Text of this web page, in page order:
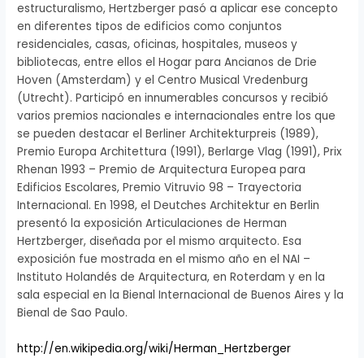
estructuralismo, Hertzberger pasó a aplicar ese concepto
en diferentes tipos de edificios como conjuntos
residenciales, casas, oficinas, hospitales, museos y
bibliotecas, entre ellos el Hogar para Ancianos de Drie
Hoven (Amsterdam) y el Centro Musical Vredenburg
(Utrecht). Participó en innumerables concursos y recibió
varios premios nacionales e internacionales entre los que
se pueden destacar el Berliner Architekturpreis (1989),
Premio Europa Architettura (1991), Berlarge Vlag (1991), Prix
Rhenan 1993 – Premio de Arquitectura Europea para
Edificios Escolares, Premio Vitruvio 98 – Trayectoria
Internacional. En 1998, el Deutches Architektur en Berlin
presentó la exposición Articulaciones de Herman
Hertzberger, diseñada por el mismo arquitecto. Esa
exposición fue mostrada en el mismo año en el NAI –
Instituto Holandés de Arquitectura, en Roterdam y en la
sala especial en la Bienal Internacional de Buenos Aires y la
Bienal de Sao Paulo.
http://en.wikipedia.org/wiki/Herman_Hertzberger